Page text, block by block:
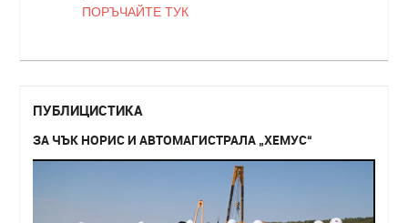
ПОРЪЧАЙТЕ ТУК
ПУБЛИЦИСТИКА
ЗА ЧЪК НОРИС И АВТОМАГИСТРАЛА „ХЕМУС“